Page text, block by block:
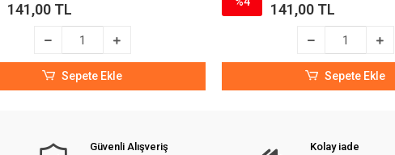
141,00 TL
Sepete Ekle
141,00 TL
Sepete Ekle
Güvenli Alışveriş Kolay iade